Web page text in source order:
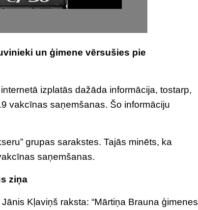
un ģimene vērsušies pie
izplatās dažāda informācija, tostarp,
vakcīnas saņemšanas. Šo informāciju
grupas sarakstes. Tajās minēts, ka
saņemšanas.
ziņa
Kļaviņš raksta: “Mārtiņa Brauna ģimenes